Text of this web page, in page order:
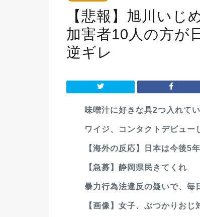
【悲報】旭川いじ
加害者10人の方が
逆ギレ
味噌汁に好きな具2つ入れて
ワイジ、コンタクトデビュ
【海外の反応】日本は今後5
【急募】静岡県民きてくれ
暴力行為法違反の疑いで、毎
【画像】女子、ぶつかりお